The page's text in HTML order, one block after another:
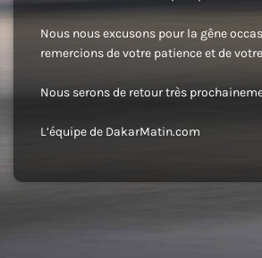
Nous nous excusons pour la gêne
remercions de votre patience et de
Nous serons de retour très
L’équipe de DakarMatin.com